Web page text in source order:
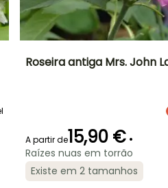
Período de floração
Período razoável de
plantação
Roseira antiga Mrs. John
A partir de15,90 € •
Raízes nuas em torrão
Existe em 2 tamanhos